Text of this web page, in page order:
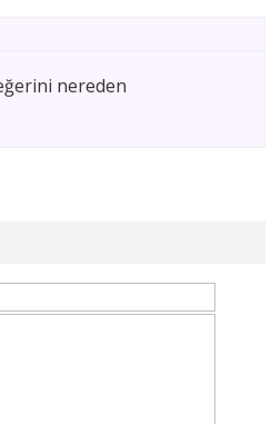
nereden